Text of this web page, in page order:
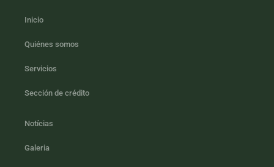
Inicio
Quiénes somos
Servicios
Sección de crédito
Notícias
Galeria